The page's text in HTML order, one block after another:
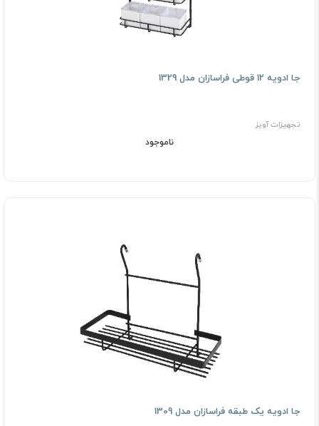
جا ادویه 12 قوطی فراسازان مدل 1329
تجهیزات آویز
ناموجود
جا ادویه یک طبقه فراسازان مدل 1309